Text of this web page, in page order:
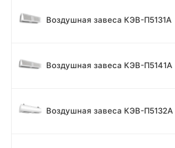
Воздушная завеса КЭВ-П5131А
Воздушная завеса КЭВ-П5141А
Воздушная завеса КЭВ-П5132А